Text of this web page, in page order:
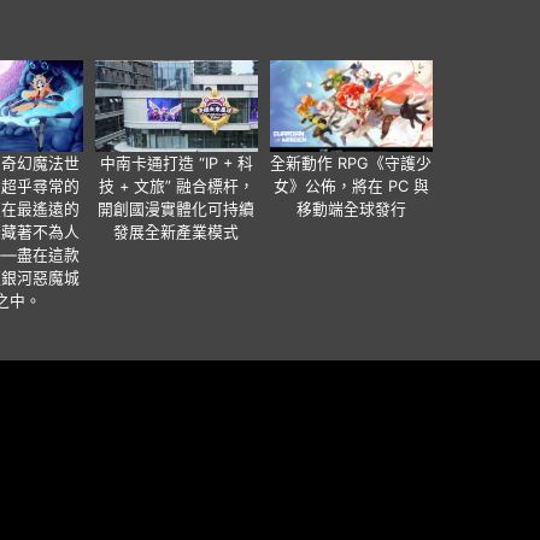
幻魔法世
乎尋常的
最遙遠的
著不為人
盡在這款
河惡魔城
中。
中南卡通打造 “IP + 科
技 + 文旅” 融合標杆，
開創國漫實體化可持續
發展全新產業模式
全新動作 RPG《守護少
女》公佈，將在 PC 與
移動端全球發行